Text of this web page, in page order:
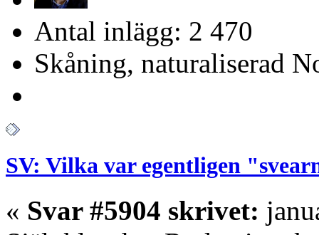
Antal inlägg: 2 470
Skåning, naturaliserad
SV: Vilka var egentligen
« Svar #5904 skrivet: